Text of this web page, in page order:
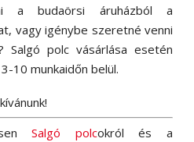
a budaörsi áruházból a
vagy igénybe szeretné venni
Salgó polc vásárlása esetén
10 munkaidőn belül.
Salgó polcokról és a